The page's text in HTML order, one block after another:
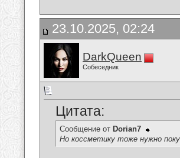
23.10.2025, 02:24
DarkQueen
Собеседник
Цитата:
Сообщение от Dorian7
Но коссметику тоже нужно